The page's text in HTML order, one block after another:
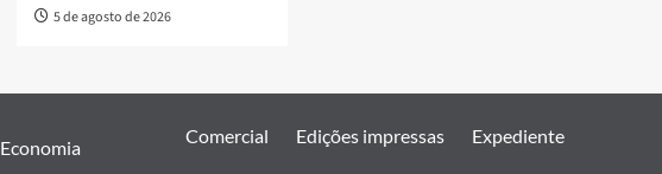
5 de agosto de 2026
Economia
Comercial Edições impressas Expediente